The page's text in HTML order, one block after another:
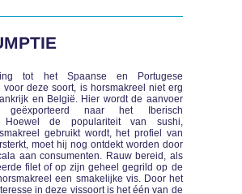
tot het Spaanse en Portugese
voor deze soort, is horsmakreel niet erg
en België. Hier wordt de aanvoer
geëxporteerd naar het Iberisch
Hoewel de populariteit van sushi,
gebruikt wordt, het profiel van
moet hij nog ontdekt worden door
aan consumenten. Rauw bereid, als
filet of op zijn geheel gegrild op de
een smakelijke vis. Door het
in deze vissoort is het één van de